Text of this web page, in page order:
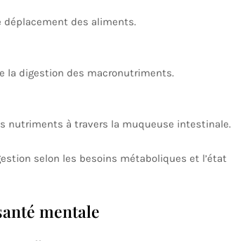
des aliments.
la digestion des macronutriments.
nutriments à travers la muqueuse intestinale.
selon les besoins métaboliques et l’état
mentale